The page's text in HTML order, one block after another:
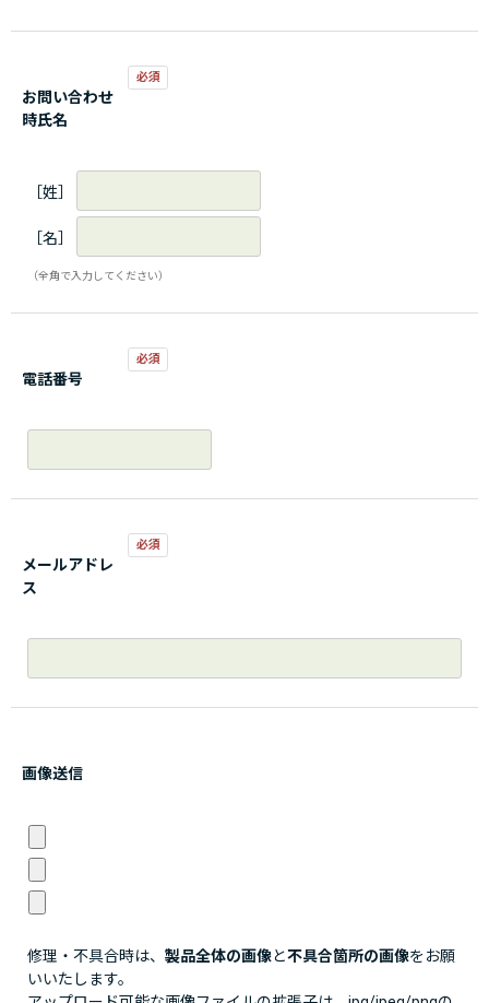
お問い合わせ
時氏名
［姓］
［名］
（全角で入力してください）
電話番号
メールアドレ
ス
画像送信
修理・不具合時は、 製品全体の画像と不具合箇所の画像をお願
いいたします。